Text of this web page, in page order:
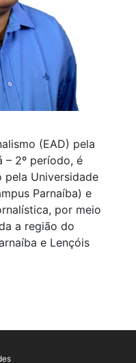
(EAD) pela
– 2º período, é
pela Universidade
Parnaíba) e
por meio
a região do
e Lençóis